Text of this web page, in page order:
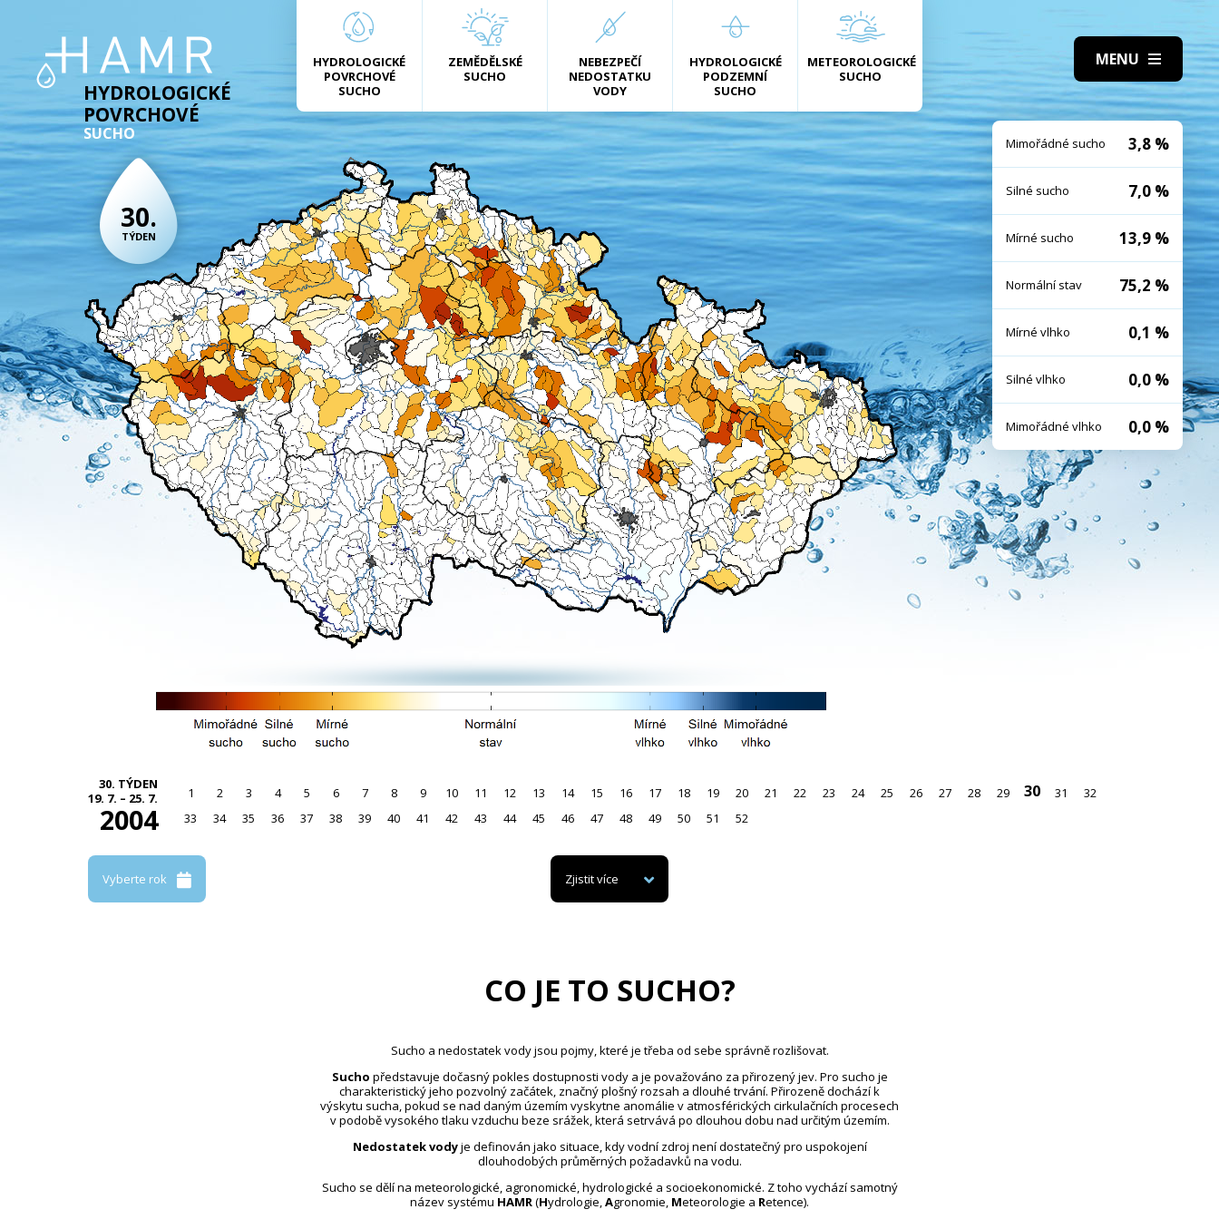
HYDROLOGICKÉ
POVRCHOVÉ
SUCHO
ZEMĚDĚLSKÉ
SUCHO
NEBEZPEČÍ
NEDOSTATKU
VODY
HYDROLOGICKÉ
PODZEMNÍ
SUCHO
METEOROLOGICKÉ
SUCHO
HYDROLOGICKÉ
POVRCHOVÉ
SUCHO
30.
TÝDEN
30. TÝDEN
19. 7. – 25. 7.
2004
1 2 3 4 5 6 7 8 9 10 11 12 13 14 15 16 17 18 19 20 21 22 23 24 25 26 27 28 29 30 31
32
33
34 35 36 37 38 39 40 41 42 43 44 45 46 47 48 49 50 51 52
Mimořádné sucho 3,8 %
Silné sucho 7,0 %
Mírné sucho 13,9 %
Normální stav 75,2 %
Mírné vlhko 0,1 %
Silné vlhko 0,0 %
Mimořádné vlhko 0,0 %
Vyberte rok Zjistit více
CO JE TO SUCHO?
Sucho a nedostatek vody jsou pojmy, které je třeba od sebe správně rozlišovat.
Sucho představuje dočasný pokles dostupnosti vody a je považováno za přirozený jev. Pro sucho je
charakteristický jeho pozvolný začátek, značný plošný rozsah a dlouhé trvání. Přirozeně dochází k
výskytu sucha, pokud se nad daným územím vyskytne anomálie v atmosférických cirkulačních procesech
v podobě vysokého tlaku vzduchu beze srážek, která setrvává po dlouhou dobu nad určitým územím.
Nedostatek vodyje definován jako situace, kdy vodní zdroj není dostatečný pro uspokojení
dlouhodobých průměrných požadavků na vodu.
Sucho se dělí na meteorologické, agronomické, hydrologické a socioekonomické. Z toho vychází samotný
název systému HAMR(Hydrologie,Agronomie, Meteorologie a Retence).